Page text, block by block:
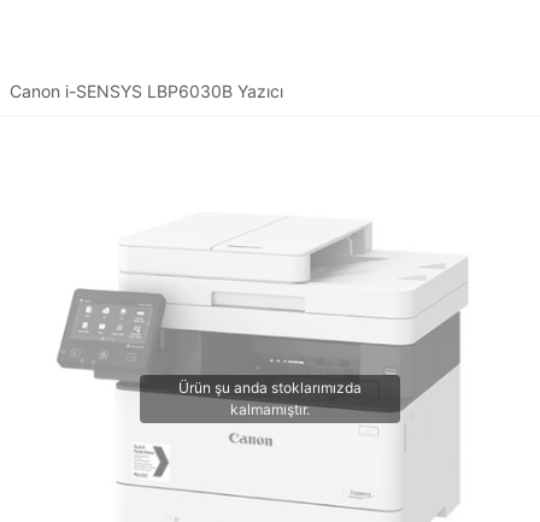
Canon i-SENSYS LBP6030B Yazıcı